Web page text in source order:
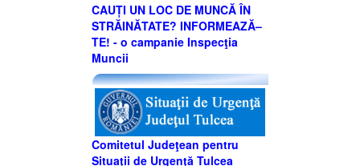
CAUȚI UN LOC DE MUNCĂ ÎN
STRĂINĂTATE? INFORMEAZĂ–
TE! - o campanie Inspecţia
Muncii
Comitetul Judeţean pentru
Situaţii de Urgenţă Tulcea